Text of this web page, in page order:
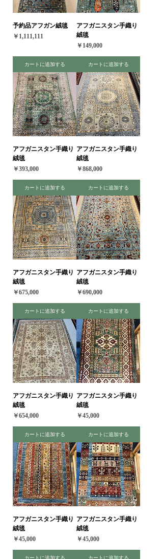
予約品アフガン絨毯
価格
￥1,111,111
カートに追加する
アフガニスタン手織り
絨毯
価格
￥149,000
カートに追加する
アフガニスタン手織り
絨毯
価格
￥393,000
カートに追加する
アフガニスタン手織り
絨毯
価格
￥868,000
カートに追加する
アフガニスタン手織り
絨毯
価格
￥675,000
カートに追加する
アフガニスタン手織り
絨毯
価格
￥690,000
カートに追加する
アフガニスタン手織り
絨毯
価格
￥654,000
カートに追加する
アフガニスタン手織り
絨毯
価格
￥45,000
カートに追加する
アフガニスタン手織り
絨毯
価格
￥45,000
カートに追加する
アフガニスタン手織り
絨毯
価格
￥45,000
カートに追加する